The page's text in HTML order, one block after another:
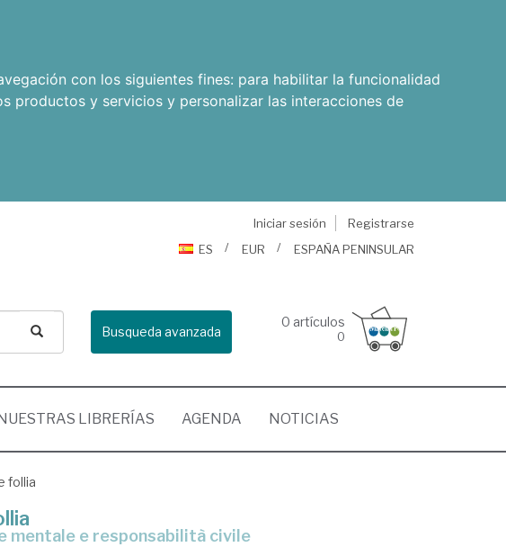
con los siguientes fines: para habilitar la funcionalidad
productos y servicios y personalizar las interacciones de
Iniciar sesión
Registrarse
ES
EUR ESPAÑA PENINSULAR
Busqueda avanzada
0 artículos
0
LIBRERÍAS AGENDA NOTICIAS
follia
mentale e responsabilità civile